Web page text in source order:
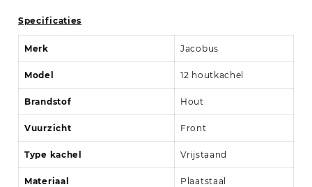
Specificaties
Merk Jacobus
Model 12 houtkachel
Brandstof Hout
Vuurzicht Front
Type kachel Vrijstaand
Materiaal Plaatstaal